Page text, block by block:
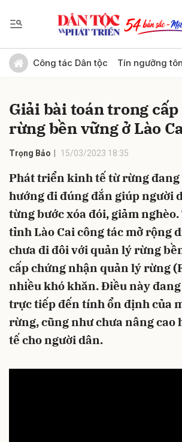
Công tác Dân tộc Tín ngưỡng
Giải bài toán trong
rừng bền vững ở Lào
Trọng Bảo 15/03/2023 18:35
Phát triển kinh tế từ rừng
hướng đi đúng đắn giúp người
từng bước xóa đói, giảm
tỉnh Lào Cai công tác mở rộng
chưa đi đôi với quản lý rừng
cấp chứng nhận quản lý rừng
nhiều khó khăn. Điều này
trực tiếp đến tính ổn định của
rừng, cũng như chưa nâng cao
tế cho người dân.
Gửi bình luận